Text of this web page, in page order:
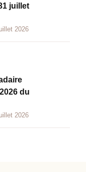
juillet
2026
du
2026